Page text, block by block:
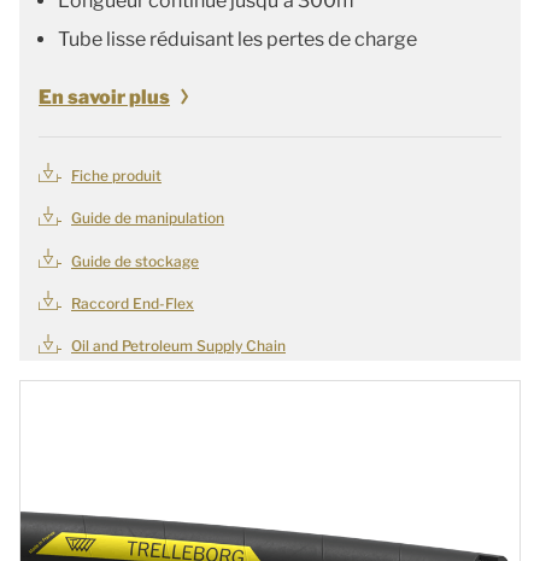
Tube lisse réduisant les pertes de charge
En savoir plus
Fiche produit
Guide de manipulation
Guide de stockage
Raccord End-Flex
Oil and Petroleum Supply Chain